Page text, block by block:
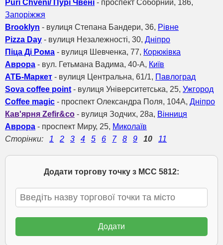
Puri Chveni/ Пурі Чвені - проспект Соборний, 186,
Запоріжжя
Brooklyn - вулиця Степана Бандери, 36, Рівне
Pizza Day - вулиця Незалежності, 30, Дніпро
Піца Ді Рома - вулиця Шевченка, 77, Корюківка
Аврора - вул. Гетьмана Вадима, 40-А, Київ
АТБ-Маркет - вулиця Центральна, 61/1, Павлоград
Sova coffee point - вулиця Університетська, 25, Ужгород
Coffee magic - проспект Олександра Поля, 104А, Дніпро
Кав'ярня Zefir&co - вулиця Зодчих, 28а, Вінниця
Аврора - проспект Миру, 25, Миколаїв
Сторінки: 1 2 3 4 5 6 7 8 9 10 11
Додати торгову точку з МСС 5812: